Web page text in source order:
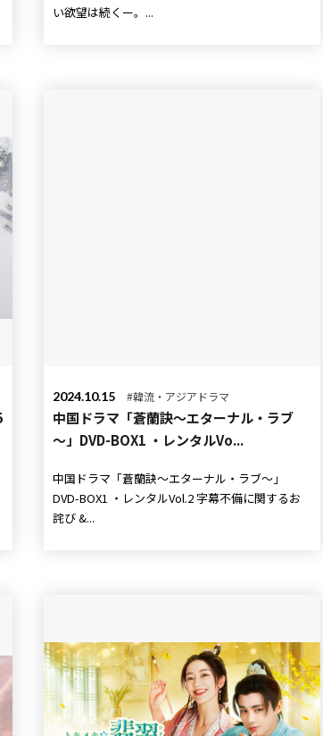
い欲望は続くー。...
2024.10.15 #韓流・アジアドラマ
中国ドラマ「蒼蘭訣～エターナル・ラブ
～」DVD-BOX1 ・レンタルVo...
中国ドラマ「蒼蘭訣～エターナル・ラブ～」
DVD-BOX1 ・レンタルVol.2 字幕不備に関するお
詫び &...